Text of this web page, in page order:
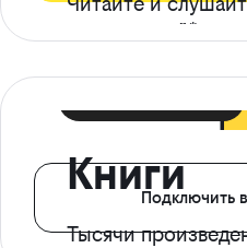
ограничений*
Книги
Тысячи
Подключить